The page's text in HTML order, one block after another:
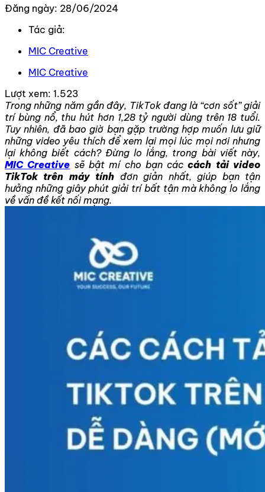
Đăng ngày: 28/06/2024
Tác giả:
MIC Creative
MIC Creative
Lượt xem: 1.523
Trong những năm gần đây, TikTok đang là “cơn sốt” giải
trí bùng nổ, thu hút hơn 1,28 tỷ người dùng trên 18 tuổi.
Tuy nhiên, đã bao giờ bạn gặp trường hợp muốn lưu giữ
những video yêu thích để xem lại mọi lúc mọi nơi nhưng
lại không biết cách? Đừng lo lắng, trong bài viết này,
MIC Creative sẽ bật mí cho bạn cáccách tải video
TikTok trên máy tính đơn giản nhất, giúp bạn tận
hưởng những giây phút giải trí bất tận mà không lo lắng
về vấn đề kết nối mạng.